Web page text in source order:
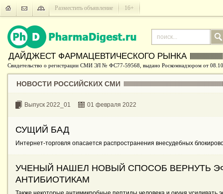
Разместить объявление 16+
ДАЙДЖЕСТ ФАРМАЦЕВТИЧЕСКОГО РЫНКА
Свидетельство о регистрации СМИ ЭЛ № ФС77-59568, выдано Роскомнадзором от
НОВОСТИ РОССИЙСКИХ СМИ
Выпуск 2022_01 01 февраля 2022
СУЩИЙ БАД
Интернет-торговля опасается распространения внесудебных
УЧЕНЫЙ НАШЕЛ НОВЫЙ СПОСОБ ВЕРНУТЬ
АНТИБИОТИКАМ